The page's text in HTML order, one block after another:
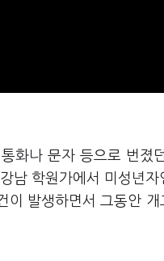
화나 문자 등으로 번졌
남 학원가에서 미성년
이 발생하면서 그동안